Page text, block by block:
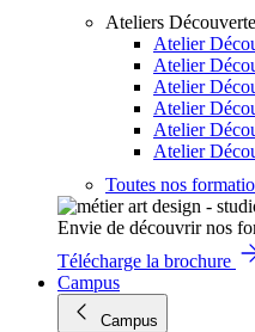
Ateliers Découverte
Atelier
Atelier
Atelier
Atelier
Atelier
Atelier
Toutes nos
Envie de découvrir nos
Télécharge la brochure
Campus
Campus